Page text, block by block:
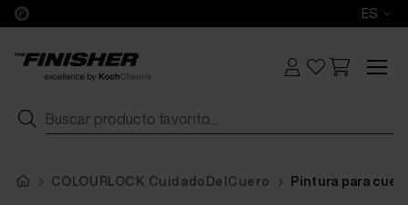
ES
COLOURLOCK CuidadoDelCuero Pintura para